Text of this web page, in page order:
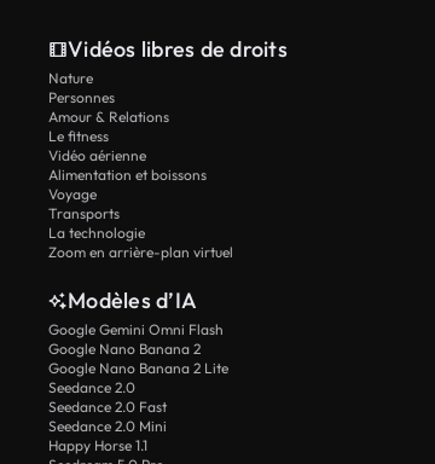
Vidéos libres de droits
Nature
Personnes
Amour & Relations
Le fitness
Vidéo aérienne
Alimentation et boissons
Voyage
Transports
La technologie
Zoom en arrière-plan virtuel
Modèles d’IA
Google Gemini Omni Flash
Google Nano Banana 2
Google Nano Banana 2 Lite
Seedance 2.0
Seedance 2.0 Fast
Seedance 2.0 Mini
Happy Horse 1.1